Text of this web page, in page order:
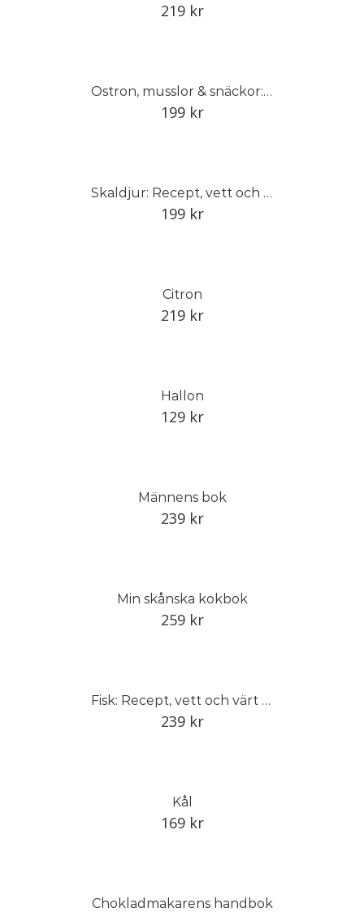
219 kr
Ostron, musslor & snäckor: Recept, vett och värt att veta
199 kr
Skaldjur: Recept, vett och värt att veta
199 kr
Citron
219 kr
Hallon
129 kr
Männens bok
239 kr
Min skånska kokbok
259 kr
Fisk: Recept, vett och värt att veta
239 kr
Kål
169 kr
Chokladmakarens handbok